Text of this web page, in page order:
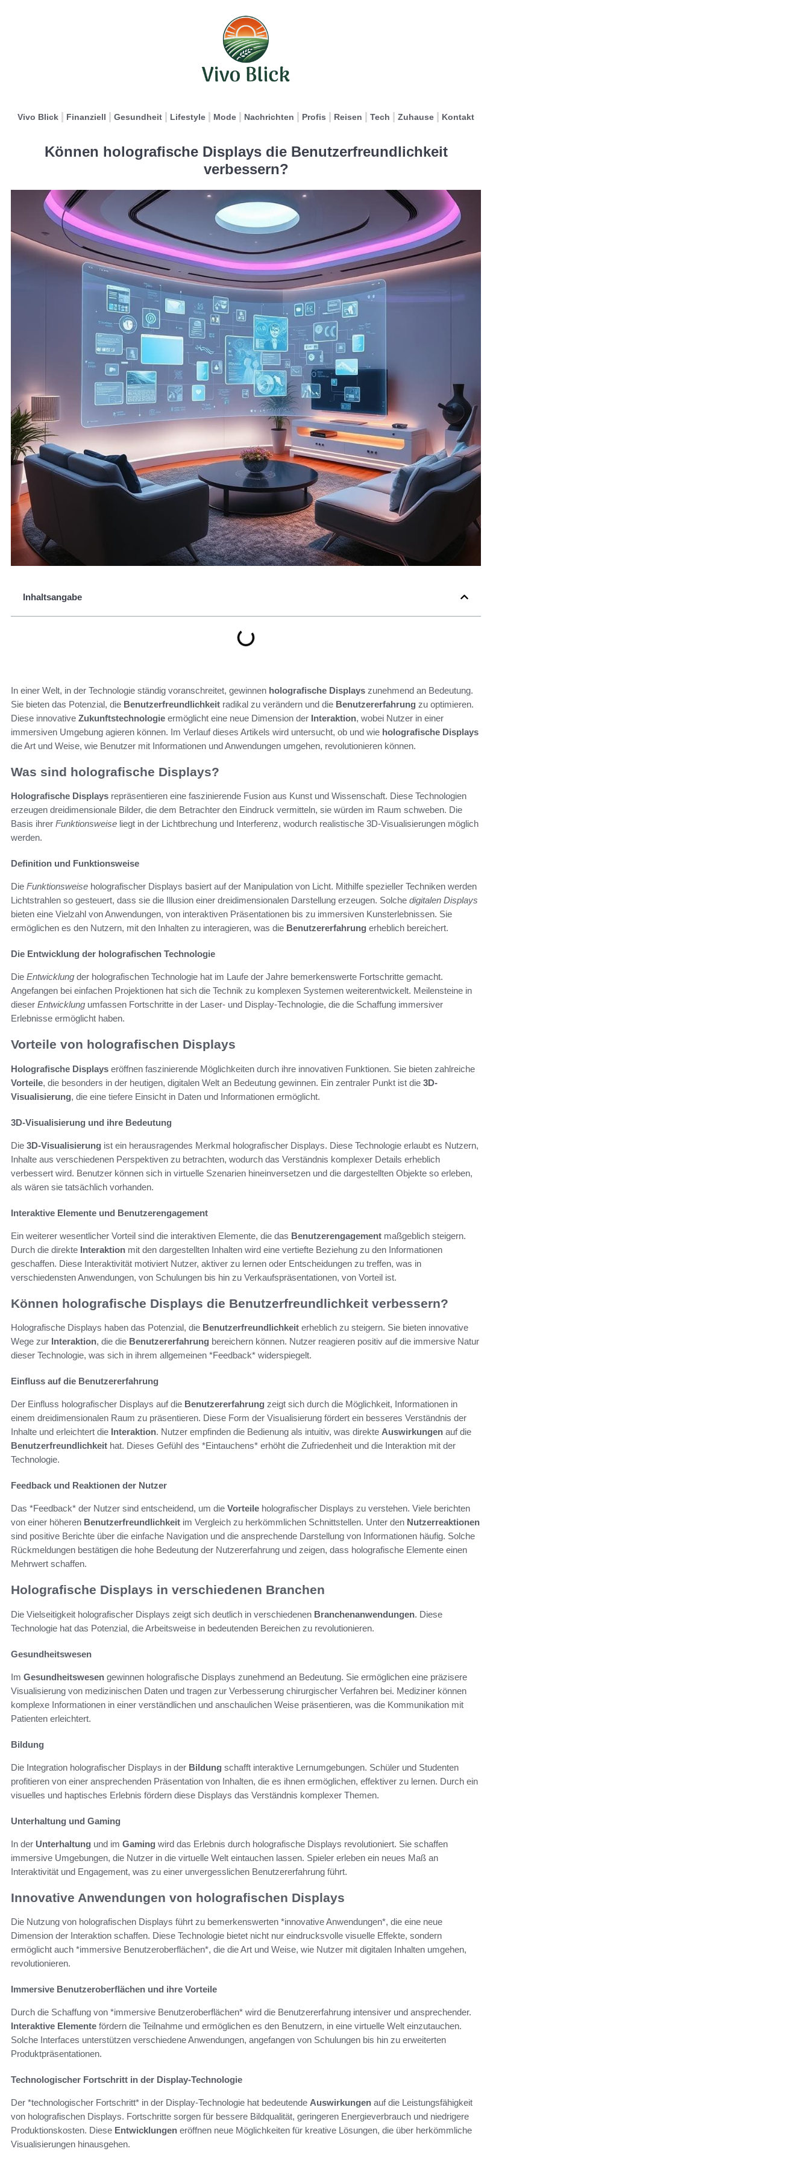
Vivo Blick Finanziell Gesundheit Lifestyle Mode Nachrichten Profis Reisen Tech Zuhause Kontakt
Können holografische Displays die Benutzerfreundlichkeit
verbessern?
Inhaltsangabe
In einer Welt, in der Technologie ständig voranschreitet, gewinnen holografische Displays zunehmend an Bedeutung.
Sie bieten das Potenzial, die Benutzerfreundlichkeit radikal zu verändern und die Benutzererfahrung zu optimieren.
Diese innovative Zukunftstechnologie ermöglicht eine neue Dimension der Interaktion, wobei Nutzer in einer
immersiven Umgebung agieren können. Im Verlauf dieses Artikels wird untersucht, ob und wie holografische Displays
die Art und Weise, wie Benutzer mit Informationen und Anwendungen umgehen, revolutionieren können.
Was sind holografische Displays?
Holografische Displays repräsentieren eine faszinierende Fusion aus Kunst und Wissenschaft. Diese Technologien
erzeugen dreidimensionale Bilder, die dem Betrachter den Eindruck vermitteln, sie würden im Raum schweben. Die
Basis ihrer Funktionsweise liegt in der Lichtbrechung und Interferenz, wodurch realistische 3D-Visualisierungen möglich
werden.
Definition und Funktionsweise
Die Funktionsweise holografischer Displays basiert auf der Manipulation von Licht. Mithilfe spezieller Techniken werden
Lichtstrahlen so gesteuert, dass sie die Illusion einer dreidimensionalen Darstellung erzeugen. Solche digitalen Displays
bieten eine Vielzahl von Anwendungen, von interaktiven Präsentationen bis zu immersiven Kunsterlebnissen. Sie
ermöglichen es den Nutzern, mit den Inhalten zu interagieren, was die Benutzererfahrung erheblich bereichert.
Die Entwicklung der holografischen Technologie
Die Entwicklung der holografischen Technologie hat im Laufe der Jahre bemerkenswerte Fortschritte gemacht.
Angefangen bei einfachen Projektionen hat sich die Technik zu komplexen Systemen weiterentwickelt. Meilensteine in
dieser Entwicklung umfassen Fortschritte in der Laser- und Display-Technologie, die die Schaffung immersiver
Erlebnisse ermöglicht haben.
Vorteile von holografischen Displays
Holografische Displays eröffnen faszinierende Möglichkeiten durch ihre innovativen Funktionen. Sie bieten zahlreiche
Vorteile, die besonders in der heutigen, digitalen Welt an Bedeutung gewinnen. Ein zentraler Punkt ist die 3D-
Visualisierung, die eine tiefere Einsicht in Daten und Informationen ermöglicht.
3D-Visualisierung und ihre Bedeutung
Die 3D-Visualisierung ist ein herausragendes Merkmal holografischer Displays. Diese Technologie erlaubt es Nutzern,
Inhalte aus verschiedenen Perspektiven zu betrachten, wodurch das Verständnis komplexer Details erheblich
verbessert wird. Benutzer können sich in virtuelle Szenarien hineinversetzen und die dargestellten Objekte so erleben,
als wären sie tatsächlich vorhanden.
Interaktive Elemente und Benutzerengagement
Ein weiterer wesentlicher Vorteil sind die interaktiven Elemente, die das Benutzerengagement maßgeblich steigern.
Durch die direkte Interaktion mit den dargestellten Inhalten wird eine vertiefte Beziehung zu den Informationen
geschaffen. Diese Interaktivität motiviert Nutzer, aktiver zu lernen oder Entscheidungen zu treffen, was in
verschiedensten Anwendungen, von Schulungen bis hin zu Verkaufspräsentationen, von Vorteil ist.
Können holografische Displays die Benutzerfreundlichkeit verbessern?
Holografische Displays haben das Potenzial, die Benutzerfreundlichkeit erheblich zu steigern. Sie bieten innovative
Wege zur Interaktion, die die Benutzererfahrung bereichern können. Nutzer reagieren positiv auf die immersive Natur
dieser Technologie, was sich in ihrem allgemeinen *Feedback* widerspiegelt.
Einfluss auf die Benutzererfahrung
Der Einfluss holografischer Displays auf die Benutzererfahrung zeigt sich durch die Möglichkeit, Informationen in
einem dreidimensionalen Raum zu präsentieren. Diese Form der Visualisierung fördert ein besseres Verständnis der
Inhalte und erleichtert die Interaktion. Nutzer empfinden die Bedienung als intuitiv, was direkte Auswirkungen auf die
Benutzerfreundlichkeit hat. Dieses Gefühl des *Eintauchens* erhöht die Zufriedenheit und die Interaktion mit der
Technologie.
Feedback und Reaktionen der Nutzer
Das *Feedback* der Nutzer sind entscheidend, um die Vorteile holografischer Displays zu verstehen. Viele berichten
von einer höheren Benutzerfreundlichkeit im Vergleich zu herkömmlichen Schnittstellen. Unter den Nutzerreaktionen
sind positive Berichte über die einfache Navigation und die ansprechende Darstellung von Informationen häufig. Solche
Rückmeldungen bestätigen die hohe Bedeutung der Nutzererfahrung und zeigen, dass holografische Elemente einen
Mehrwert schaffen.
Holografische Displays in verschiedenen Branchen
Die Vielseitigkeit holografischer Displays zeigt sich deutlich in verschiedenen Branchenanwendungen. Diese
Technologie hat das Potenzial, die Arbeitsweise in bedeutenden Bereichen zu revolutionieren.
Gesundheitswesen
Im Gesundheitswesen gewinnen holografische Displays zunehmend an Bedeutung. Sie ermöglichen eine präzisere
Visualisierung von medizinischen Daten und tragen zur Verbesserung chirurgischer Verfahren bei. Mediziner können
komplexe Informationen in einer verständlichen und anschaulichen Weise präsentieren, was die Kommunikation mit
Patienten erleichtert.
Bildung
Die Integration holografischer Displays in der Bildung schafft interaktive Lernumgebungen. Schüler und Studenten
profitieren von einer ansprechenden Präsentation von Inhalten, die es ihnen ermöglichen, effektiver zu lernen. Durch ein
visuelles und haptisches Erlebnis fördern diese Displays das Verständnis komplexer Themen.
Unterhaltung und Gaming
In der Unterhaltung und im Gaming wird das Erlebnis durch holografische Displays revolutioniert. Sie schaffen
immersive Umgebungen, die Nutzer in die virtuelle Welt eintauchen lassen. Spieler erleben ein neues Maß an
Interaktivität und Engagement, was zu einer unvergesslichen Benutzererfahrung führt.
Innovative Anwendungen von holografischen Displays
Die Nutzung von holografischen Displays führt zu bemerkenswerten *innovative Anwendungen*, die eine neue
Dimension der Interaktion schaffen. Diese Technologie bietet nicht nur eindrucksvolle visuelle Effekte, sondern
ermöglicht auch *immersive Benutzeroberflächen*, die die Art und Weise, wie Nutzer mit digitalen Inhalten umgehen,
revolutionieren.
Immersive Benutzeroberflächen und ihre Vorteile
Durch die Schaffung von *immersive Benutzeroberflächen* wird die Benutzererfahrung intensiver und ansprechender.
Interaktive Elemente fördern die Teilnahme und ermöglichen es den Benutzern, in eine virtuelle Welt einzutauchen.
Solche Interfaces unterstützen verschiedene Anwendungen, angefangen von Schulungen bis hin zu erweiterten
Produktpräsentationen.
Technologischer Fortschritt in der Display-Technologie
Der *technologischer Fortschritt* in der Display-Technologie hat bedeutende Auswirkungen auf die Leistungsfähigkeit
von holografischen Displays. Fortschritte sorgen für bessere Bildqualität, geringeren Energieverbrauch und niedrigere
Produktionskosten. Diese Entwicklungen eröffnen neue Möglichkeiten für kreative Lösungen, die über herkömmliche
Visualisierungen hinausgehen.